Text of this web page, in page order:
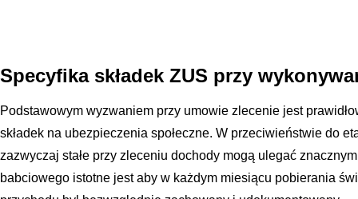
Specyfika składek ZUS przy
Podstawowym wyzwaniem przy umowie zlecenie jest
składek na ubezpieczenia społeczne. W przeciwieństwie do
zazwyczaj stałe przy zleceniu dochody mogą ulegać
babciowego istotne jest aby w każdym miesiącu pobierania